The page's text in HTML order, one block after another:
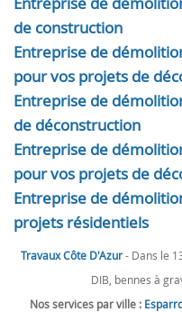
de construction
Entreprise de
pour vos projets de
Entreprise de
de déconstruction
Entreprise de
pour vos projets de
Entreprise de
projets résidentiels
Travaux Côte D'Azur- Dans le
DIB, bennes à
Nos services par ville :